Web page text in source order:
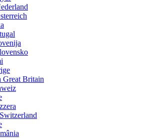
Great Britain
Switzerland